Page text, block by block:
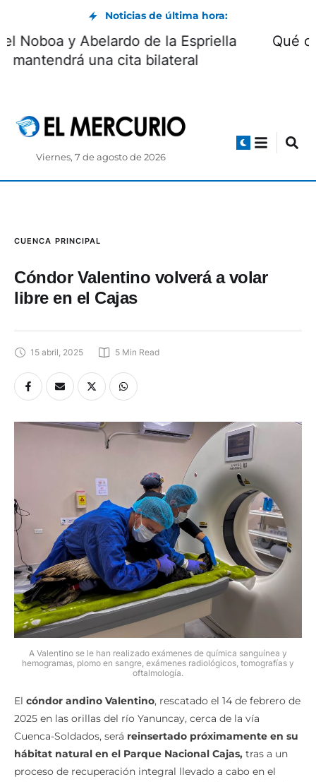
Noticias de última hora:
Daniel Noboa y Abelardo de la Espriella
mantendrá una cita bilateral
Viernes, 7 de agosto de 2026
CUENCA PRINCIPAL
Cóndor Valentino volverá a volar
libre en el Cajas
15 abril, 2025 5 Min Read
A Valentino se le han realizado exámenes de química sanguínea y
hemogramas, plomo en sangre, exámenes radiológicos, tomografías y
oftalmología.
El cóndor andino Valentino, rescatado el 14 de febrero de
2025 en las orillas del río Yanuncay, cerca de la vía
Cuenca-Soldados, será reinsertado próximamente en su
hábitat natural en el Parque Nacional Cajas, tras a un
proceso de recuperación integral llevado a cabo en el